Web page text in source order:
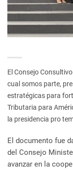
El Consejo
cual somos parte,
estratégicas para
Tributaria para
la presidencia pro
El documento fue
del Consejo
avanzar en la